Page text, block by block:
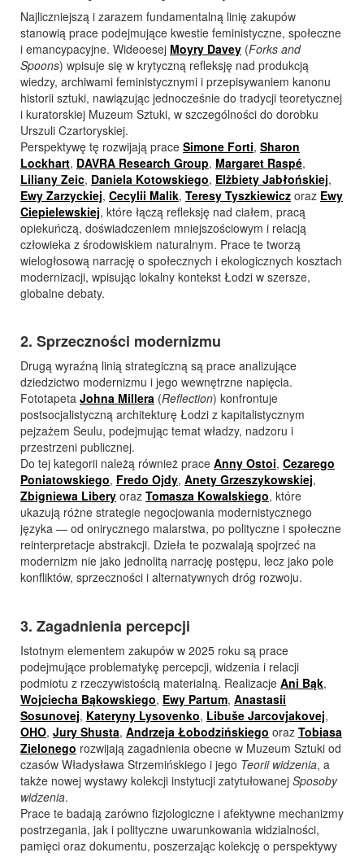
Najliczniejszą i zarazem fundamentalną linię zakupów
stanowią prace podejmujące kwestie feministyczne, społeczne
i emancypacyjne. Wideoesej Moyry Davey (Forks and
Spoons) wpisuje się w krytyczną refleksję nad produkcją
wiedzy, archiwami feministycznymi i przepisywaniem kanonu
historii sztuki, nawiązując jednocześnie do tradycji teoretycznej
i kuratorskiej Muzeum Sztuki, w szczególności do dorobku
Urszuli Czartoryskiej.
Perspektywę tę rozwijają prace Simone Forti, Sharon
Lockhart, DAVRA Research Group, Margaret Raspé,
Liliany Zeic, Daniela Kotowskiego, Elżbiety Jabłońskiej,
Ewy Zarzyckiej, Cecylii Malik, Teresy Tyszkiewicz oraz Ewy
Ciepielewskiej, które łączą refleksję nad ciałem, pracą
opiekuńczą, doświadczeniem mniejszościowym i relacją
człowieka z środowiskiem naturalnym. Prace te tworzą
wielogłosową narrację o społecznych i ekologicznych kosztach
modernizacji, wpisując lokalny kontekst Łodzi w szersze,
globalne debaty.
2. Sprzeczności modernizmu
Drugą wyraźną linią strategiczną są prace analizujące
dziedzictwo modernizmu i jego wewnętrzne napięcia.
Fototapeta Johna Millera (Reflection) konfrontuje
postsocjalistyczną architekturę Łodzi z kapitalistycznym
pejzażem Seulu, podejmując temat władzy, nadzoru i
przestrzeni publicznej.
Do tej kategorii należą również prace Anny Ostoi, Cezarego
Poniatowskiego, Fredo Ojdy, Anety Grzeszykowskiej,
Zbigniewa Libery oraz Tomasza Kowalskiego, które
ukazują różne strategie negocjowania modernistycznego
języka — od onirycznego malarstwa, po polityczne i społeczne
reinterpretacje abstrakcji. Dzieła te pozwalają spojrzeć na
modernizm nie jako jednolitą narrację postępu, lecz jako pole
konfliktów, sprzeczności i alternatywnych dróg rozwoju.
3. Zagadnienia percepcji
Istotnym elementem zakupów w 2025 roku są prace
podejmujące problematykę percepcji, widzenia i relacji
podmiotu z rzeczywistością materialną. Realizacje Ani Bąk,
Wojciecha Bąkowskiego, Ewy Partum, Anastasii
Sosunovej, Kateryny Lysovenko, Libuše Jarcovjakovej,
OHO, Jury Shusta, Andrzeja Łobodzińskiego oraz Tobiasa
Zielonego rozwijają zagadnienia obecne w Muzeum Sztuki od
czasów Władysława Strzemińskiego i jego Teorii widzenia, a
także nowej wystawy kolekcji instytucji zatytułowanej Sposoby
widzenia.
Prace te badają zarówno fizjologiczne i afektywne mechanizmy
postrzegania, jak i polityczne uwarunkowania widzialności,
pamięci oraz dokumentu, poszerzając kolekcję o perspektywy